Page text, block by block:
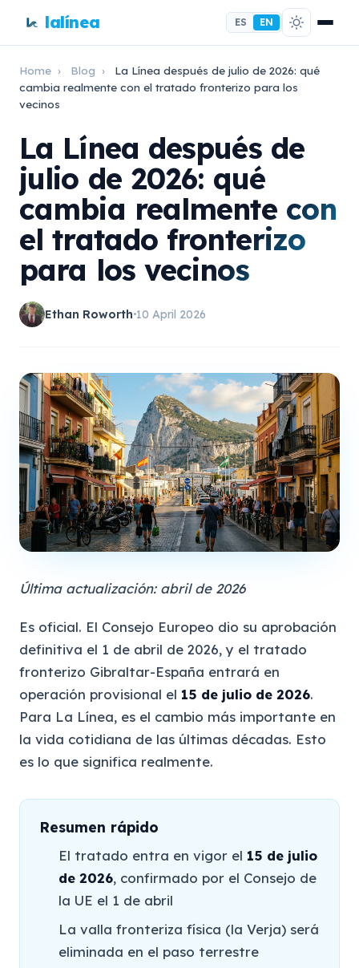
lalínea ES EN
Home › Blog ›
La Línea después de julio de 2026: qué
cambia realmente con el tratado fronterizo para los
vecinos
La Línea después de
julio de 2026: qué
cambia realmente con
el tratado fronterizo
para los vecinos
Ethan Roworth•10 April 2026
Última actualización: abril de 2026
Es oficial. El Consejo Europeo dio su aprobación
definitiva el 1 de abril de 2026, y el tratado
fronterizo Gibraltar-España entrará en
operación provisional el 15 de julio de 2026.
Para La Línea, es el cambio más importante en
la vida cotidiana de las últimas décadas. Esto
es lo que significa realmente.
Resumen rápido
El tratado entra en vigor el 15 de julio
de 2026, confirmado por el Consejo de
la UE el 1 de abril
La valla fronteriza física (la Verja) será
eliminada en el paso terrestre